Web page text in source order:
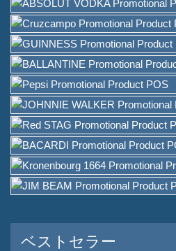
バーアクセサリー
バートップボトルオープナー
概要
私たちが誰であるか
運用
私たちが提供したブランド
私たちのチーム
ベストセラー